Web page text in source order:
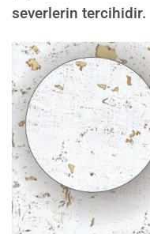
severlerin tercihidir.